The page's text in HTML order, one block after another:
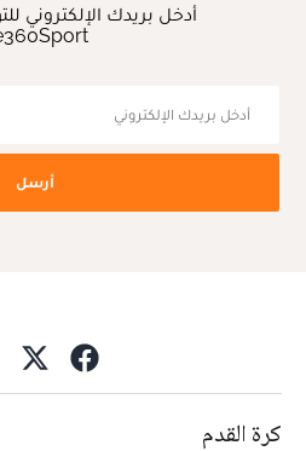
أدخل بريدك الإلكتروني
أرسل
كرة القدم